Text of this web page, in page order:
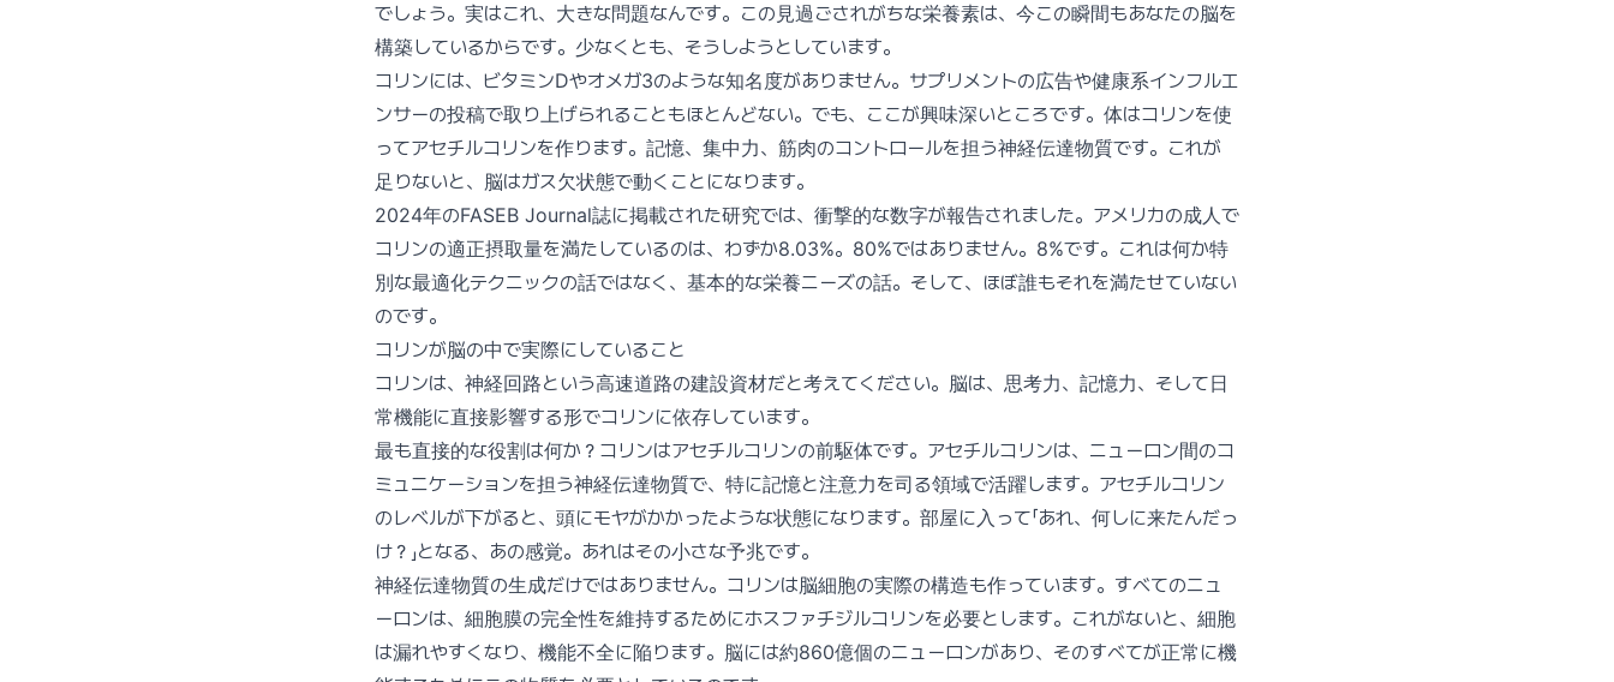
でしょう。実はこれ、大きな問題なんです。この見過ごされがちな栄養素は、今この瞬間もあなたの脳を
構築しているからです。少なくとも、そうしようとしています。
コリンには、ビタミンDやオメガ3のような知名度がありません。サプリメントの広告や健康系インフルエ
ンサーの投稿で取り上げられることもほとんどない。でも、ここが興味深いところです。体はコリンを使
ってアセチルコリンを作ります。記憶、集中力、筋肉のコントロールを担う神経伝達物質です。これが
足りないと、脳はガス欠状態で動くことになります。
2024年のFASEB Journal誌に掲載された研究では、衝撃的な数字が報告されました。アメリカの成人で
コリンの適正摂取量を満たしているのは、わずか8.03%。80%ではありません。8%です。これは何か特
別な最適化テクニックの話ではなく、基本的な栄養ニーズの話。そして、ほぼ誰もそれを満たせていない
のです。
コリンが脳の中で実際にしていること
コリンは、神経回路という高速道路の建設資材だと考えてください。脳は、思考力、記憶力、そして日
常機能に直接影響する形でコリンに依存しています。
最も直接的な役割は何か？コリンはアセチルコリンの前駆体です。アセチルコリンは、ニューロン間のコ
ミュニケーションを担う神経伝達物質で、特に記憶と注意力を司る領域で活躍します。アセチルコリン
のレベルが下がると、頭にモヤがかかったような状態になります。部屋に入って「あれ、何しに来たんだっ
け？」となる、あの感覚。あれはその小さな予兆です。
神経伝達物質の生成だけではありません。コリンは脳細胞の実際の構造も作っています。すべてのニュ
ーロンは、細胞膜の完全性を維持するためにホスファチジルコリンを必要とします。これがないと、細胞
は漏れやすくなり、機能不全に陥ります。脳には約860億個のニューロンがあり、そのすべてが正常に機